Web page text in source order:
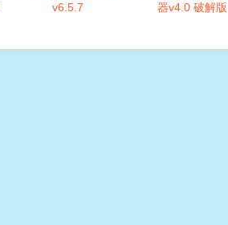
v6.5.7
器v4.0 破解版